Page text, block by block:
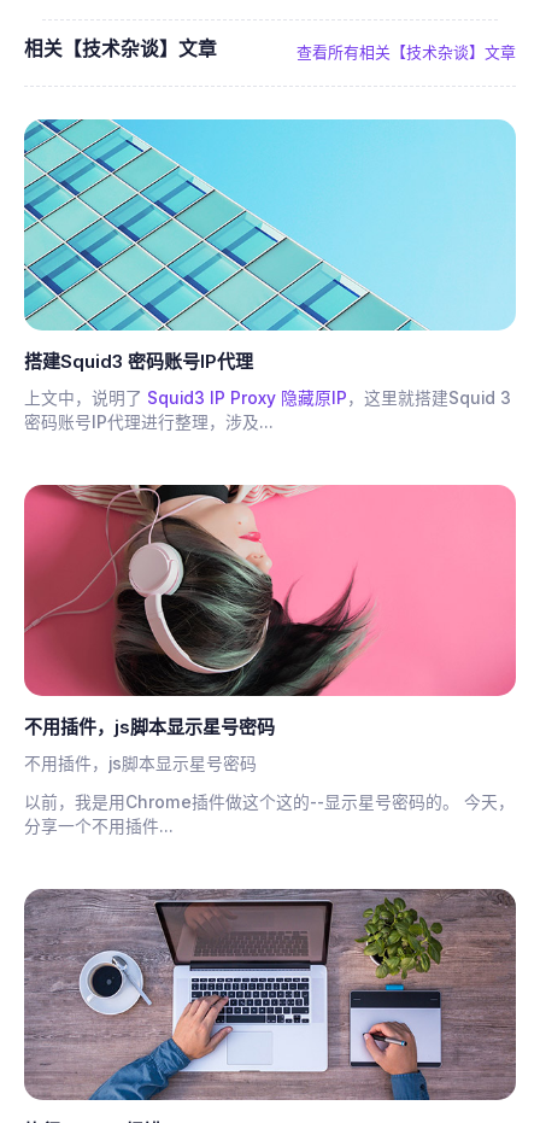
相关【技术杂谈】文章 查看所有相关【技术杂谈】文章
搭建Squid3 密码账号IP代理
上文中，说明了 Squid3 IP Proxy 隐藏原IP，这里就搭建Squid 3
密码账号IP代理进行整理，涉及...
不用插件，js脚本显示星号密码
不用插件，js脚本显示星号密码
以前，我是用Chrome插件做这个这的--显示星号密码的。 今天，
分享一个不用插件...